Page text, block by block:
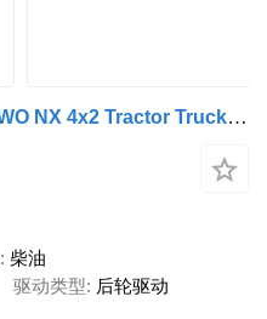
Sinotruk Howo Sinotruk HOWO NX 4x2 Tractor Truck Prime Mover 336HP Heavy Duty
柴油
驱动类型 后轮驱动